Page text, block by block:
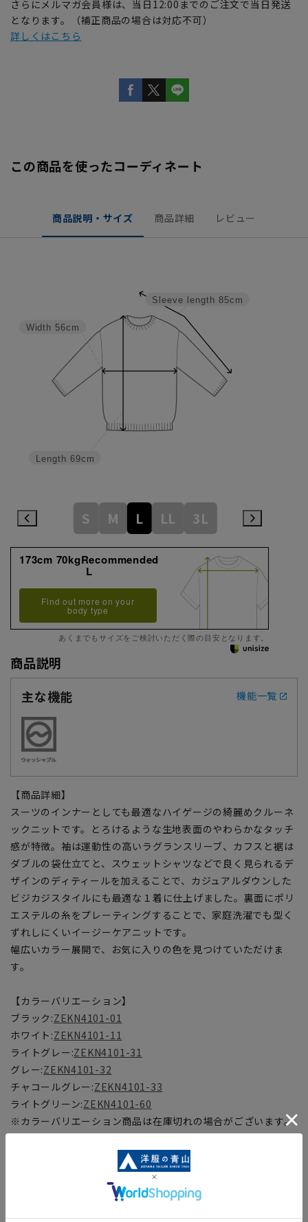
さらにメルマガ会員様は、当日12:00までのご注文で当日発送
となります。（補正商品の場合は対応不可）
詳しくはこちら
この商品を使ったコーディネート
商品説明・サイズ 商品詳細 レビュー
Sleeve length 85cm
Length 69cm
Width 56cm
S M L LL 3L
173cm 70kgRecommended
L
Find out more on your
body type
あくまでもサイズをご検討いただく際の目安となります。
商品説明
主な機能
機能一覧
【商品詳細】
スーツのインナーとしても最適なハイゲージの綺麗めクルーネ
ックニットです。とろけるような生地表面のやわらかなタッチ
感が特徴。袖は運動性の高いラグランスリーブ、カフスと裾は
ダブルの袋仕立てと、スウェットシャツなどで良く見られるデ
ザインのディティールを加えることで、カジュアルダウンした
ビジカジスタイルにも最適な１着に仕上げました。裏面にポリ
エステルの糸をプレーティングすることで、家庭洗濯でも型く
ずれしにくいイージーケアニットです。
幅広いカラー展開で、お気に入りの色を見つけていただけま
す。
【カラーバリエーション】
ブラック:ZEKN4101-01
ホワイト:ZEKN4101-11
ライトグレー:ZEKN4101-31
グレー:ZEKN4101-32
チャコールグレー:ZEKN4101-33
ライトグリーン:ZEKN4101-60
※カラーバリエーション商品は在庫切れの場合がございます。
[S]身丈:65cm 身幅:50cm 裄丈:81cm
[M]身丈:67cm 身幅:53cm 裄丈:83cm